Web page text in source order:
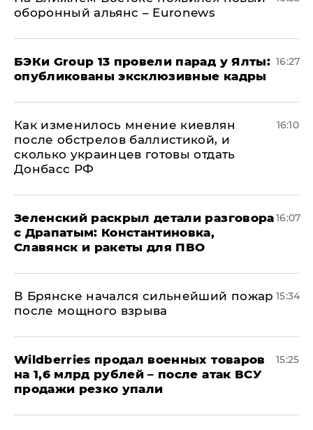
оборонный альянс – Euronews
​БЭКи Group 13 провели парад у Ялты:
опубликованы эксклюзивные кадры
16:27
Как изменилось мнение киевлян
после обстрелов баллистикой, и
сколько украинцев готовы отдать
Донбасс РФ
16:10
​Зеленский раскрыл детали разговора
с Драпатым: Константиновка,
Славянск и ракеты для ПВО
16:07
В Брянске начался сильнейший пожар
после мощного взрыва
15:34
​Wildberries продал военных товаров
на 1,6 млрд рублей – после атак ВСУ
продажи резко упали
15:25